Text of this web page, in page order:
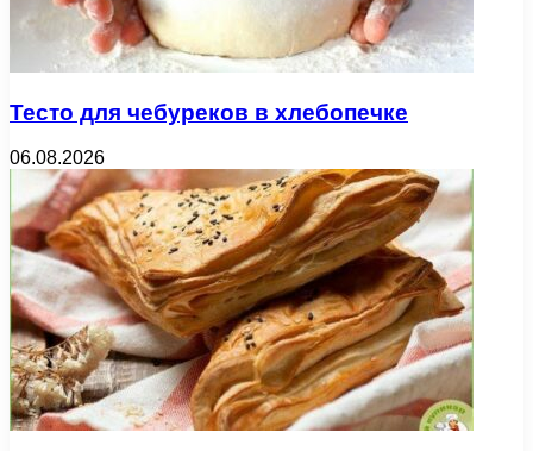
Тесто для чебуреков в хлебопечке
06.08.2026